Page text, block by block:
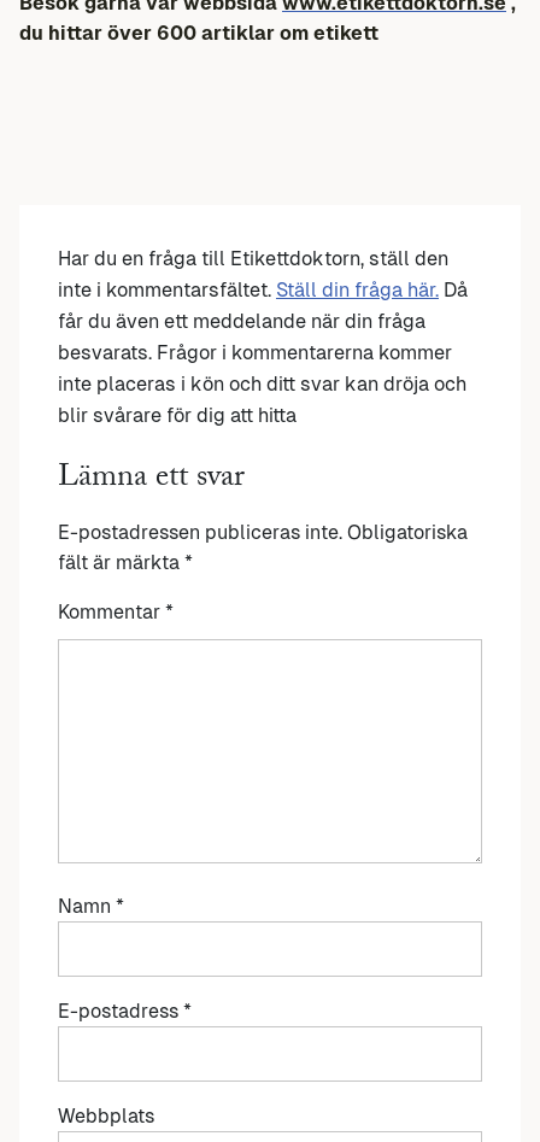
du hittar över 600 artiklar om etikett
Har du en fråga till Etikettdoktorn, ställ den
inte i kommentarsfältet. Ställ din fråga här. Då
får du även ett meddelande när din fråga
besvarats. Frågor i kommentarerna kommer
inte placeras i kön och ditt svar kan dröja och
blir svårare för dig att hitta
Lämna ett svar
E-postadressen publiceras inte. Obligatoriska
fält är märkta *
Kommentar *
Namn *
E-postadress *
Webbplats